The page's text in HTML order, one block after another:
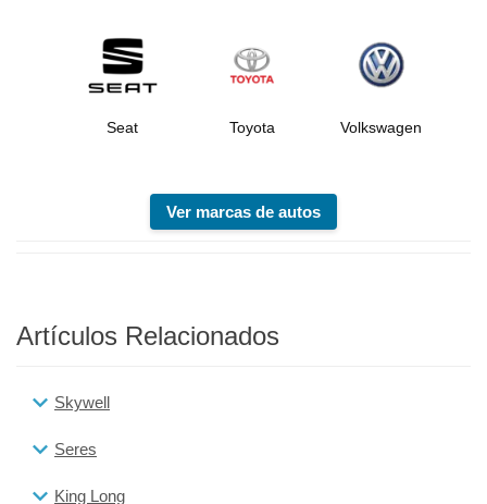
Seat Toyota Volkswagen
Ver marcas de autos
Artículos Relacionados
Skywell
Seres
King Long